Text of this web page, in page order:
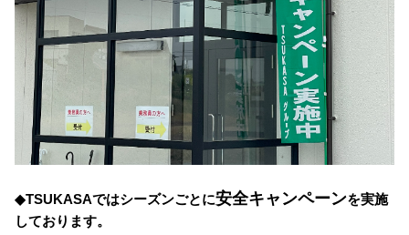
◆TSUKASAではシーズンごとに安全キャンペーンを実施
しております。